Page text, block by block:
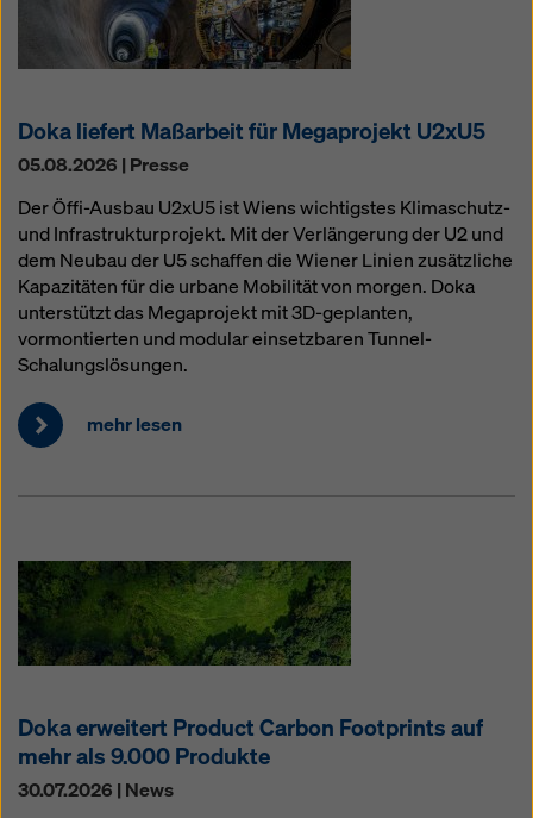
Doka liefert Maßarbeit für Megaprojekt U2xU5
05.08.2026 | Presse
Der Öffi-Ausbau U2xU5 ist Wiens wichtigstes Klimaschutz-
und Infrastrukturprojekt. Mit der Verlängerung der U2 und
dem Neubau der U5 schaffen die Wiener Linien zusätzliche
Kapazitäten für die urbane Mobilität von morgen. Doka
unterstützt das Megaprojekt mit 3D-geplanten,
vormontierten und modular einsetzbaren Tunnel-
Schalungslösungen.
mehr lesen
Doka erweitert Product Carbon Footprints auf
mehr als 9.000 Produkte
30.07.2026 | News